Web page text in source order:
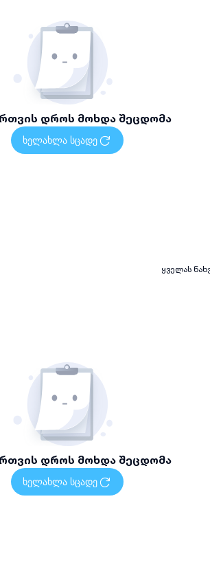
დროს მოხდა შეცდომა
ხელახლა სცადე
ყველას
დროს მოხდა შეცდომა
ხელახლა სცადე